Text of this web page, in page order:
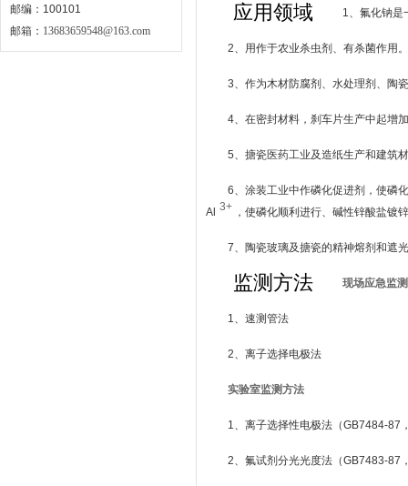
邮编：100101
邮箱： 13683659548@163.com
应用领域 1、氟化钠是
2、用作于农业杀虫剂、有杀菌作用。
3、作为木材防腐剂、水处理剂、陶
4、在密封材料，刹车片生产中起增
5、搪瓷医药工业及造纸生产和建筑
6、涂装工业中作磷化促进剂，使磷
Al 3+ ，使磷化顺利进行、碱性锌酸盐镀
7、陶瓷玻璃及搪瓷的精神熔剂和遮
监测方法 现场应急监
1、速测管法
2、离子选择电极法
实验室监测方法
1、离子选择性电极法（GB7484-87
2、氟试剂分光光度法（GB7483-87